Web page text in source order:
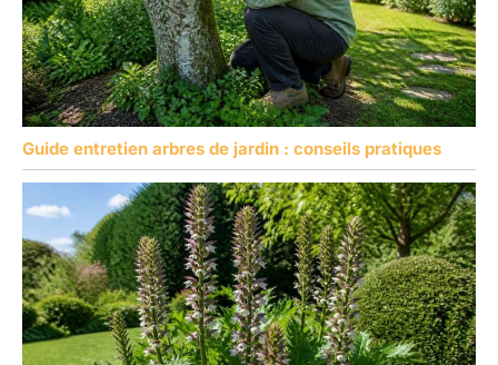
Guide entretien arbres de jardin : conseils pratiques